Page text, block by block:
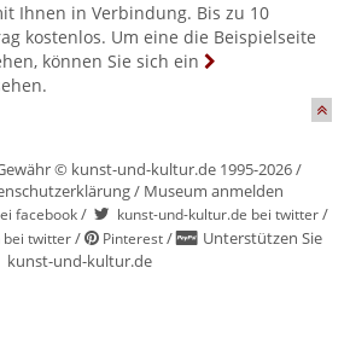
Ihnen in Verbindung. Bis zu 10
kostenlos. Um eine die Beispielseite
können Sie sich ein
© kunst-und-kultur.de 1995-2026 /
/ Museum anmelden
facebook/ kunst-und-kultur.de bei twitter/
bei twitter/ Pinterest/
Unterstützen Sie
kunst-und-kultur.de